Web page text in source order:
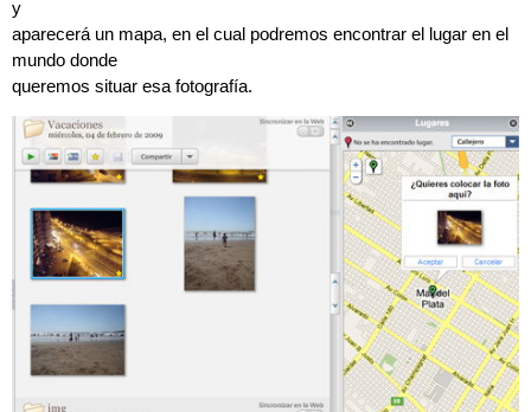
y
aparecerá un mapa, en el cual podremos encontrar el lugar en el
mundo donde
queremos situar esa fotografía.